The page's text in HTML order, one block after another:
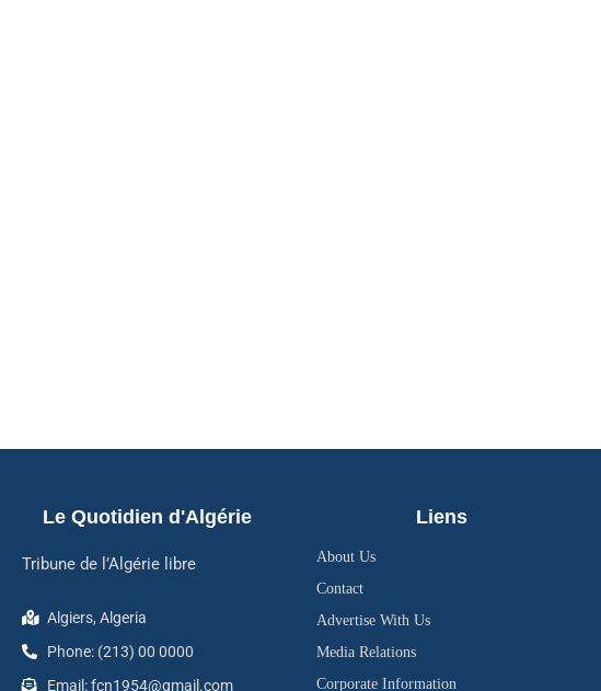
Le Quotidien d'Algérie
Tribune de l’Algérie libre
Algiers, Algeria
Phone: (213) 00 0000
Email: fcn1954@gmail.com
Liens
About Us
Contact
Advertise With Us
Media Relations
Corporate Information